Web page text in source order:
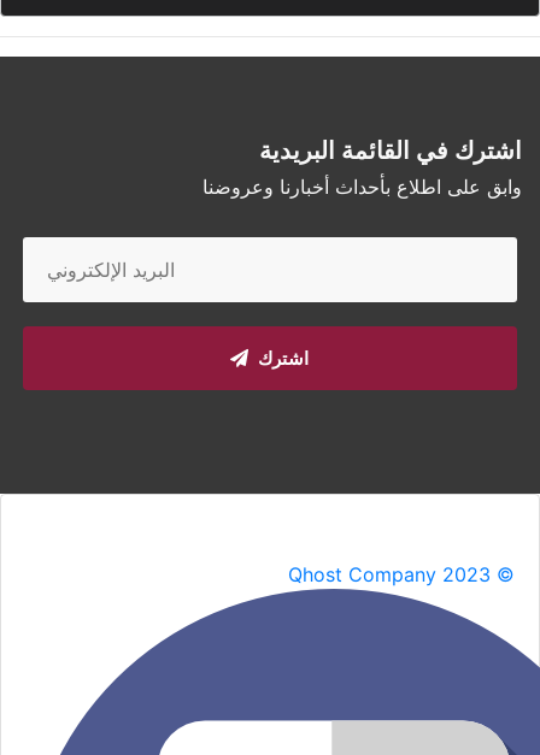
اشترك في القائمة البريدية
وابق على اطلاع بأحداث أخبارنا وعروضنا
اشترك
Qhost Company 2023 ©